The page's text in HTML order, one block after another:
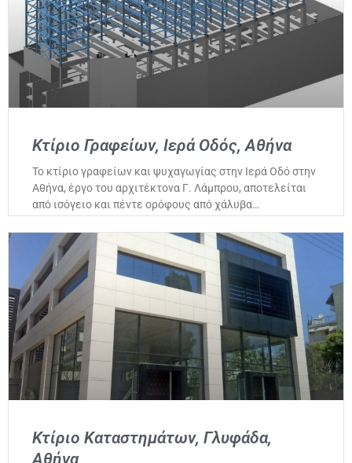
Κτίριο Γραφείων, Ιερά Οδός, Αθήνα
Το κτίριο γραφείων και ψυχαγωγίας στην Ιερά Οδό στην
Αθήνα, έργο του αρχιτέκτονα Γ. Λάμπρου, αποτελείται
από ισόγειο και πέντε ορόφους από χάλυβα…
Κτίριο Καταστημάτων, Γλυφάδα,
Αθήνα